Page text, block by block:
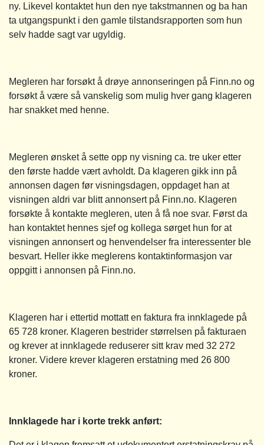
ny. Likevel kontaktet hun den nye takstmannen og ba han
ta utgangspunkt i den gamle tilstandsrapporten som hun
selv hadde sagt var ugyldig.
Megleren har forsøkt å drøye annonseringen på Finn.no og
forsøkt å være så vanskelig som mulig hver gang klageren
har snakket med henne.
Megleren ønsket å sette opp ny visning ca. tre uker etter
den første hadde vært avholdt. Da klageren gikk inn på
annonsen dagen før visningsdagen, oppdaget han at
visningen aldri var blitt annonsert på Finn.no. Klageren
forsøkte å kontakte megleren, uten å få noe svar. Først da
han kontaktet hennes sjef og kollega sørget hun for at
visningen annonsert og henvendelser fra interessenter ble
besvart. Heller ikke meglerens kontaktinformasjon var
oppgitt i annonsen på Finn.no.
Klageren har i ettertid mottatt en faktura fra innklagede på
65 728 kroner. Klageren bestrider størrelsen på fakturaen
og krever at innklagede reduserer sitt krav med 32 272
kroner. Videre krever klageren erstatning med 26 800
kroner.
Innklagede har i korte trekk anført: